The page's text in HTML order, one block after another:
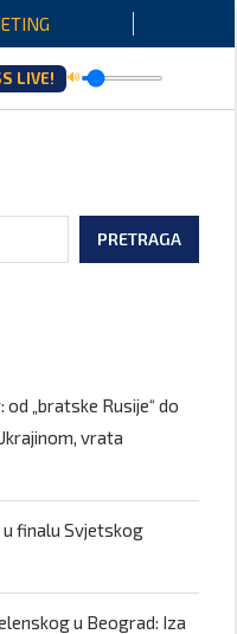
LIVE! 🔊
PRETRAGA
„bratske Rusije“ do
vrata
u finalu Svjetskog
u Beograd: Iza